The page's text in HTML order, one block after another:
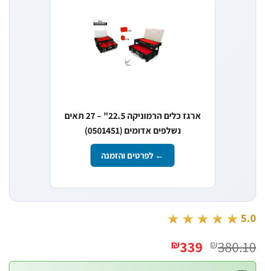
ארגז כלים הרמוניקה 22.5" – 27 תאים
נשלפים אדומים (0501451)
← לפרטים והזמנה
★★★★★
₪ המחיר
המקורי
₪339 המחיר
הנוכחי